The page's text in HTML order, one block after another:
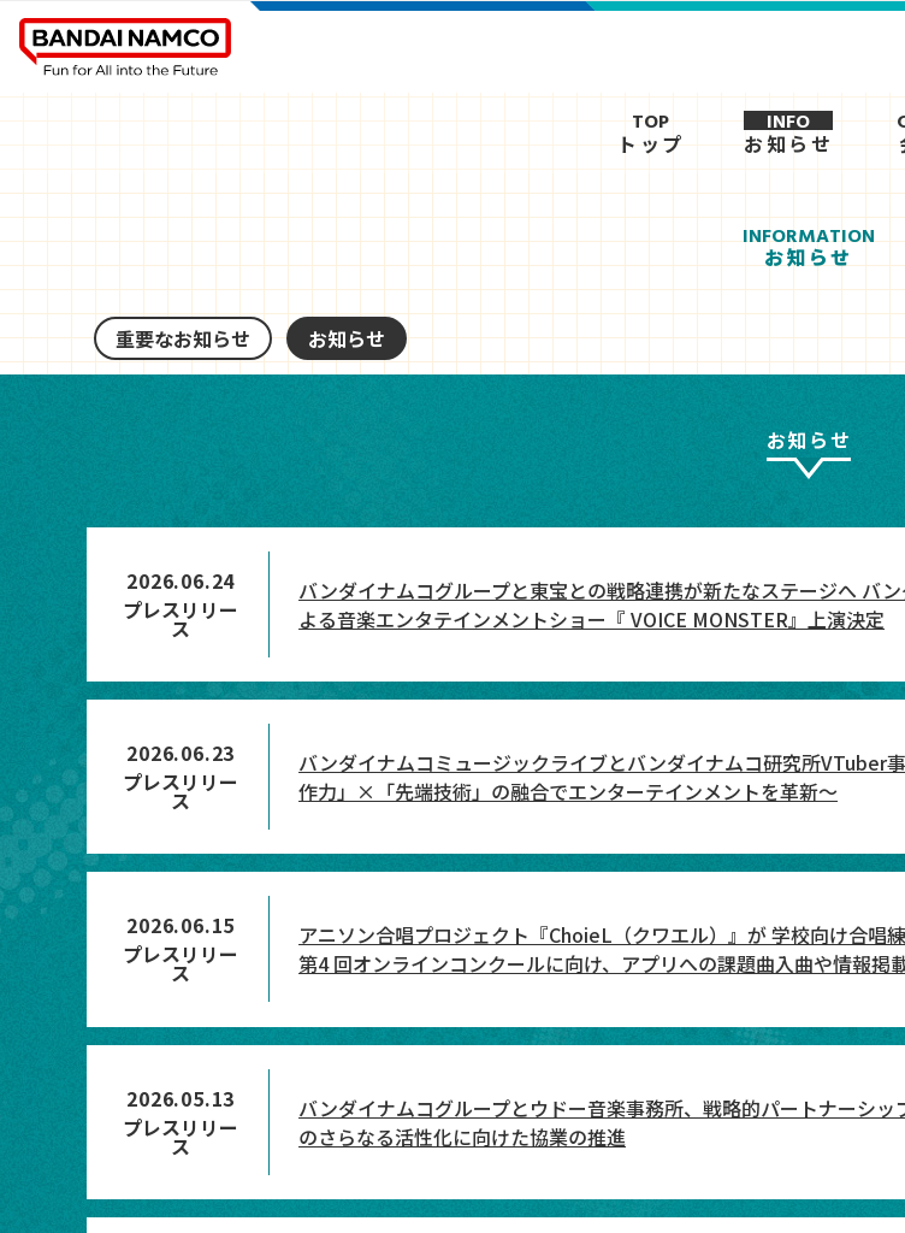
TOP
トップ
INFO
お知らせ
INFORMATION
お知らせ
重要なお知らせ お知らせ
お知らせ
2026.06.24
プレスリリー
ス
バンダイナムコグループと東宝との戦略連携が新たなステージへ バ
よる音楽エンタテインメントショー『 VOICE MONSTER』上演決定
2026.06.23
プレスリリー
ス
バンダイナムコミュージックライブとバンダイナムコ研究所VTuber
作力」×「先端技術」の融合でエンターテインメントを革新〜
2026.06.15
プレスリリー
ス
アニソン合唱プロジェクト『ChoieL（クワエル）』が 学校向け合唱
第4 回オンラインコンクールに向け、アプリへの課題曲入曲や情報掲
2026.05.13
プレスリリー
ス
バンダイナムコグループとウドー音楽事務所、戦略的パートナーシ
のさらなる活性化に向けた協業の推進